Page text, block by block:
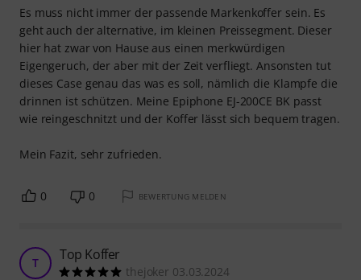
Es muss nicht immer der passende Markenkoffer sein. Es
geht auch der alternative, im kleinen Preissegment. Dieser
hier hat zwar von Hause aus einen merkwürdigen
Eigengeruch, der aber mit der Zeit verfliegt. Ansonsten tut
dieses Case genau das was es soll, nämlich die Klampfe die
drinnen ist schützen. Meine Epiphone EJ-200CE BK passt
wie reingeschnitzt und der Koffer lässt sich bequem tragen.
Mein Fazit, sehr zufrieden.
0 0 BEWERTUNG MELDEN
T Top Koffer
thejoker 03.03.2024